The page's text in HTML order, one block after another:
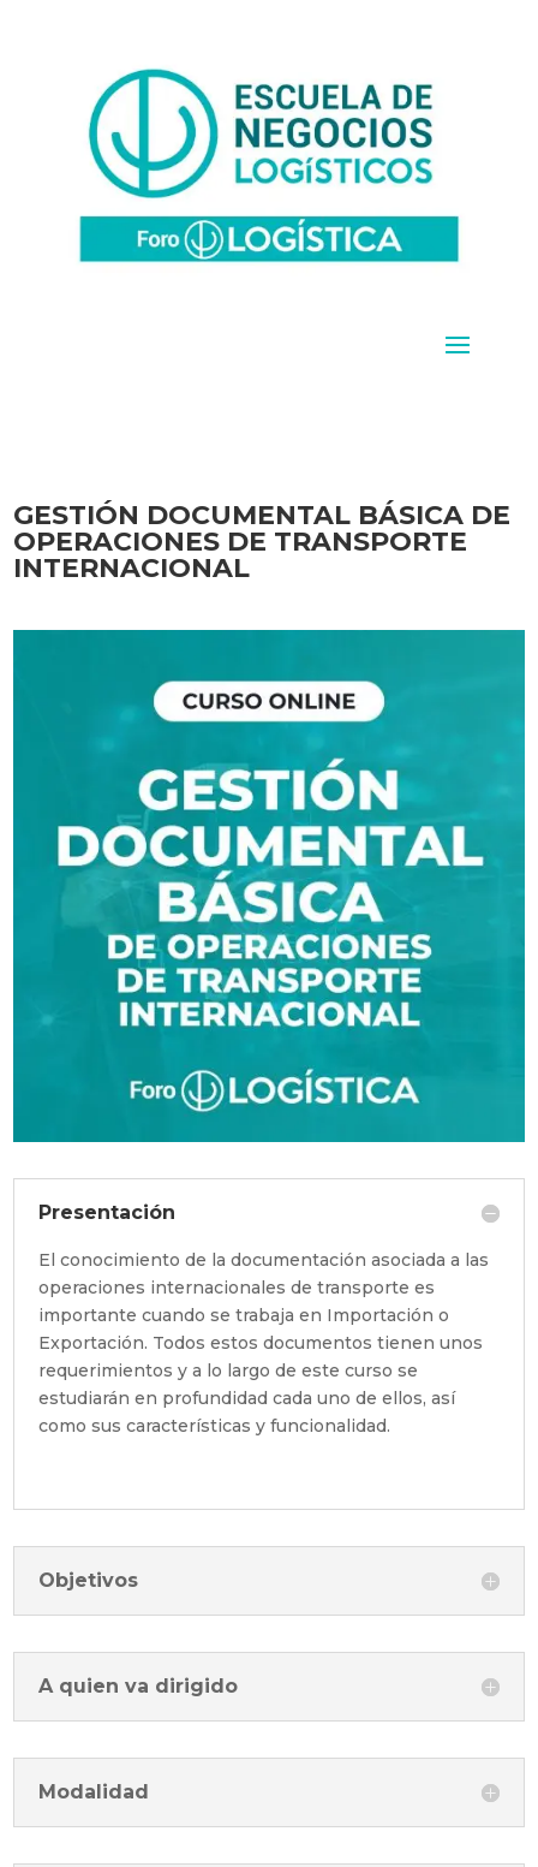
GESTIÓN DOCUMENTAL BÁSICA DE
OPERACIONES DE TRANSPORTE
INTERNACIONAL
Presentación
El conocimiento de la documentación asociada a las
operaciones internacionales de transporte es
importante cuando se trabaja en Importación o
Exportación. Todos estos documentos tienen unos
requerimientos y a lo largo de este curso se
estudiarán en profundidad cada uno de ellos, así
como sus características y funcionalidad.
Objetivos
A quien va dirigido
Modalidad